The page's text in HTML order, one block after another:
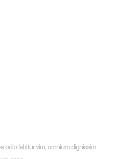
odio labitur vim, omnium dignissim